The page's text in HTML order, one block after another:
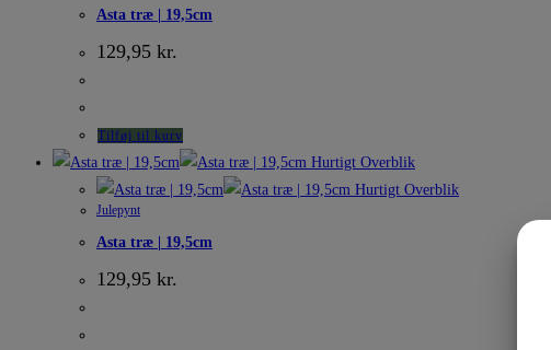
Asta træ | 19,5cm
129,95 kr.
Tilføj til kurv
Hurtigt Overblik
Hurtigt Overblik
Julepynt
Asta træ | 19,5cm
129,95 kr.